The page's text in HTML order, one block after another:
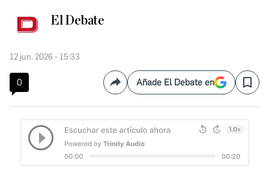
El Debate
12 jun. 2026 - 15:33
0 CompartirAñade El Debate en Save